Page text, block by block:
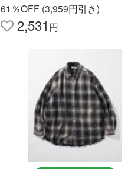
61％OFF (3,959円引き)
2,531 円